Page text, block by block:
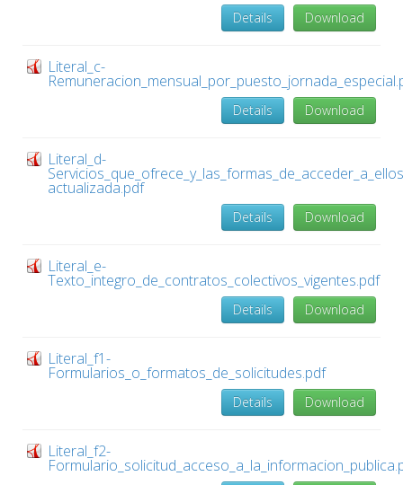
Download
Details
Literal_c-
Download
Details
Literal_d-
Servicios_que_ofrece_y_las_formas_de_acceder_a_ellos
actualizada.pdf
Download
Details
Literal_e-
Texto_integro_de_contratos_colectivos_vigentes.pdf
Download
Details
Literal_f1-
Formularios_o_formatos_de_solicitudes.pdf
Download
Details
Literal_f2-